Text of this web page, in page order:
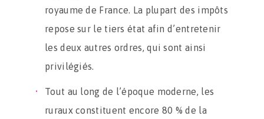
royaume de France. La plupart des impôts
repose sur le tiers état afin d’entretenir
les deux autres ordres, qui sont ainsi
privilégiés.
Tout au long de l’époque moderne, les
ruraux constituent encore 80 % de la